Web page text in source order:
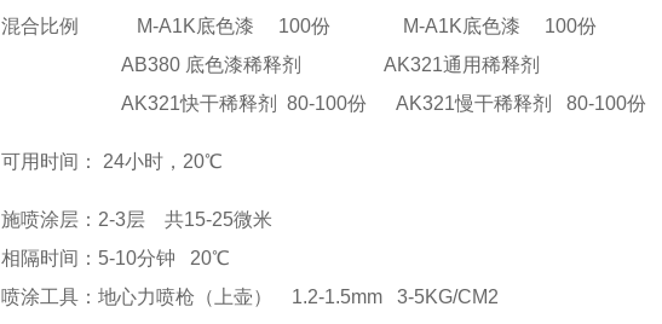
混合比例 M-A1K底色漆 100份
M-A1K底色漆 100份
AB380 底色漆稀释剂 AK321通用稀释剂
AK321快干稀释剂 80-100份 AK321慢干稀释剂 80-100份
可用时间： 24小时，20℃
施喷涂层：2-3层 共15-25微米
相隔时间：5-10分钟 20℃
喷涂工具：地心力喷枪（上壶） 1.2-1.5mm 3-5KG/CM2